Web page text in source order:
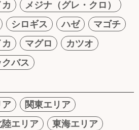
メジナ（グレ・クロ）
シロギス ハゼ
マゴチ
マグロ
カツオ
バス
ア
関東エリア
陸エリア
東海エリア